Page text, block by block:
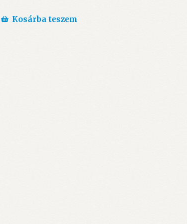
was:
is:
Kosárba teszem